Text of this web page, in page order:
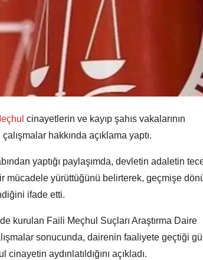
cinayetlerin ve kayıp şahıs vakalarının
hakkında açıklama yaptı.
yaptığı paylaşımda, devletin adaletin
mücadele yürüttüğünü belirterek, geçmişe
ifade etti.
kurulan Faili Meçhul Suçları Araştırma Daire
sonucunda, dairenin faaliyete geçtiği
aydınlatıldığını açıkladı.